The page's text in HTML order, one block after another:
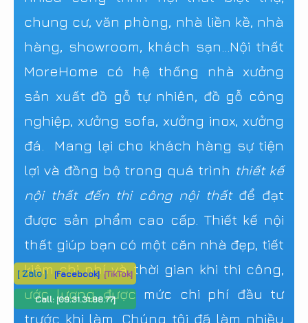
chung cư, văn phòng, nhà liền kề, nhà
hàng, showroom, khách sạn...Nội thất
MoreHome có hệ thống nhà xưởng
sản xuất đồ gỗ tự nhiên, đồ gỗ công
nghiệp, xưởng sofa, xưởng inox, xưởng
đá. Mang lại cho khách hàng sự tiện
lợi và đồng bộ trong quá trình thiết kế
nội thất đến thi công nội thấtđể đạt
được sản phẩm cao cấp. Thiết kế nội
thất giúp bạn có một căn nhà đẹp, tiết
kiệm chi phí và thời gian khi thi công,
ước lượng được mức chi phí đầu tư
trước khi làm. Chúng tôi đã làm nhiều
[ Zalo ] [Facebook] [TikTok]
Call: [09.31.31.88.77]